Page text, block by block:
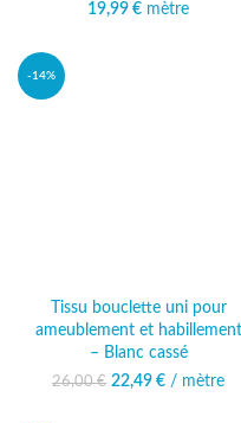
19,99 € mètre
-14%
Tissu bouclette uni pour
ameublement et habillement
– Blanc cassé
26,00€
Le prix initial était
22,49 €
Le prix
/ mètre